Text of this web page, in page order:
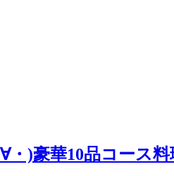
)豪華10品コース